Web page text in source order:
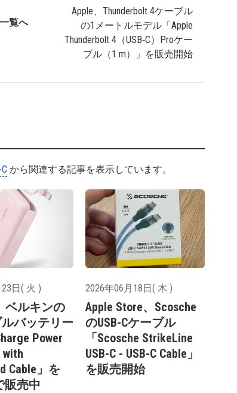
一覧へ
Apple、Thunderbolt 4ケーブル
の1メートルモデル「Apple
Thunderbolt 4（USB‑C）Proケー
ブル（1 m）」を販売開始
から関連する記事を表示しています。
日( 火 )
ベルキンの
バッテリー
Power
with
Cable」を
販売中
2026年06月18日( 木 )
Apple Store、Scosche
のUSB-Cケーブル
「Scosche StrikeLine
USB-C - USB-C Cable」
を販売開始